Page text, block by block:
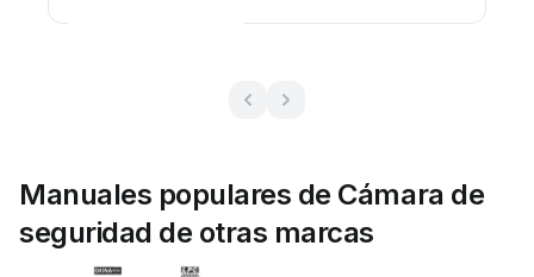
Manuales populares de Cámara de
seguridad de otras marcas